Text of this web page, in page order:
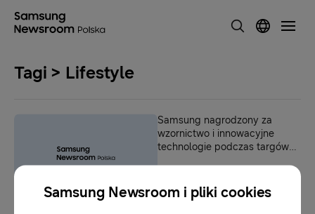
Tagi > Lifestyle
Samsung nagrodzony za
wzornictwo i innowacyjne
technologie podczas targów
16-01-2017
Samsung Newsroom i pliki cookies